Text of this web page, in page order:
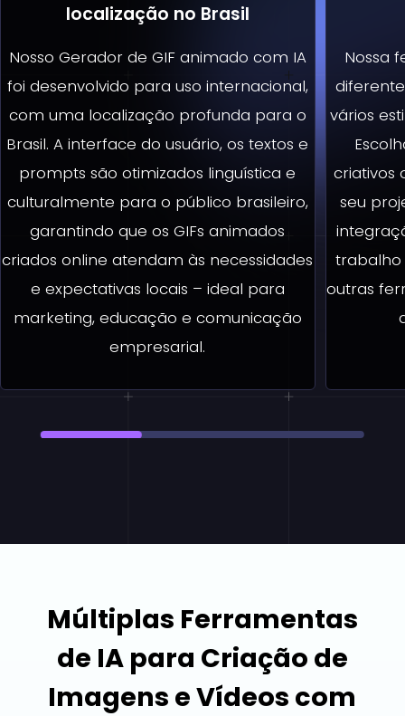
localização no Brasil
Nosso Gerador de GIF animado com IA
foi desenvolvido para uso internacional,
com uma localização profunda para o
Brasil. A interface do usuário, os textos e
prompts são otimizados linguística e
culturalmente para o público brasileiro,
garantindo que os GIFs animados
criados online atendam às necessidades
e expectativas locais – ideal para
marketing, educação e comunicação
empresarial.
Nossa
vários
criativos
seu
outras
Múltiplas Ferramentas
de IA para Criação de
Imagens e Vídeos com